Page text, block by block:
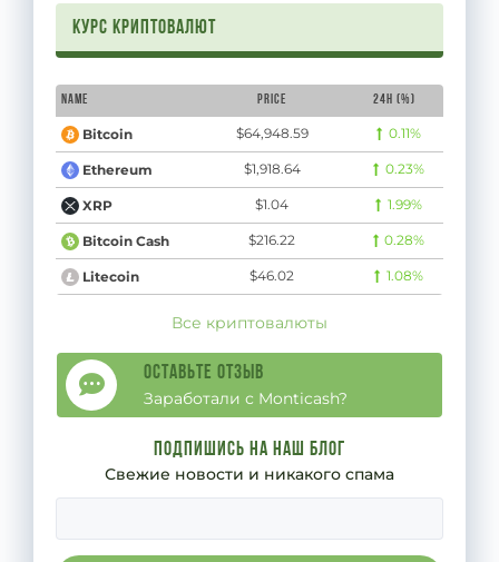
Курс криптовалют
Name Price 24H (%)
Bitcoin $64,948.59 0.11%
Ethereum $1,918.64 0.23%
XRP $1.04 1.99%
Bitcoin Cash $216.22 0.28%
Litecoin $46.02 1.08%
Все криптовалюты
Оставьте отзыв
Заработали с Monticash?
Подпишись на наш блог
Свежие новости и никакого спама